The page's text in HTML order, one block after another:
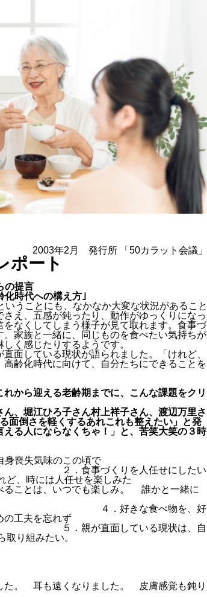
2003年2月 発行所 「50カラット会議」
ポート
の提言
化時代への構え方｣
うことにも、なかなか大変な状況があること
え、五感が鈍ったり、動作がゆっくりになっ
なくしてしまう様子が見て取れます。食事づ
家族と一緒に、同じものを食べたい気持ちが
く感じたりするようです。
面している現状が語られました。「けれど、
齢化時代に向けて、自分たちにできることを
から迎える老齢期までに、こんな課題をクリ
、堀江ひろ子さん村上祥子さん、渡辺万里さ
面倒さを軽くするあれこれも整えたい」と発
る人にならなくちゃ！」と、苦笑大笑の３時
喪失気味のこの頃で
人任せにしたい
、時には人任せを楽しみた
楽しみ。 誰かと一緒に
べ物を、好
の工夫を忘れず
いる現状は、自
り組みたい。
なりました。 皮膚感覚も鈍り